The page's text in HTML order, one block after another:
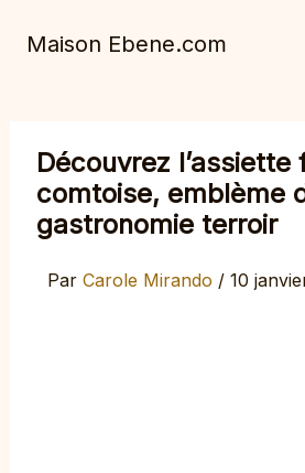
Maison Ebene.com
Découvrez l’assiette
comtoise, emblème
gastronomie terroir
Par Carole Mirando / 10